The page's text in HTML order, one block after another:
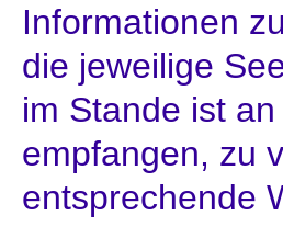
Informationen
die jeweilige
im Stande ist
empfangen, zu
entsprechende